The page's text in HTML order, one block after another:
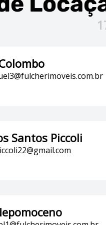
Santos Piccoli